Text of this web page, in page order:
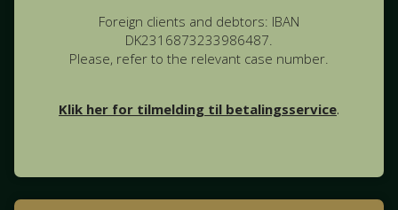
Foreign clients and debtors: IBAN
DK2316873233986487.
Please, refer to the relevant case number.
Klik her for tilmelding til betalingsservice.